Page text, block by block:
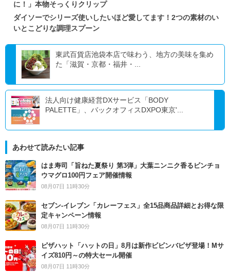
に！」本物そっくりクリップ
ダイソーでシリーズ使いしたいほど愛してます！2つの素材のい
いとこどりな調理スプーン
東武百貨店池袋本店で味わう、地方の美味を集め
た「滋賀・京都・福井・...
法人向け健康経営DXサービス「BODY
PALETTE」、バックオフィスDXPO東京'...
あわせて読みたい記事
はま寿司「旨ねた夏祭り 第3弾」大葉ニンニク香るビンチョ
ウマグロ100円フェア開催情報
08月07日 11時30分
セブン‐イレブン「カレーフェス」全15品商品詳細とお得な限
定キャンペーン情報
08月07日 11時30分
ピザハット「ハットの日」8月は新作ビビンバピザ登場！Mサ
イズ810円～の特大セール開催
08月07日 11時30分